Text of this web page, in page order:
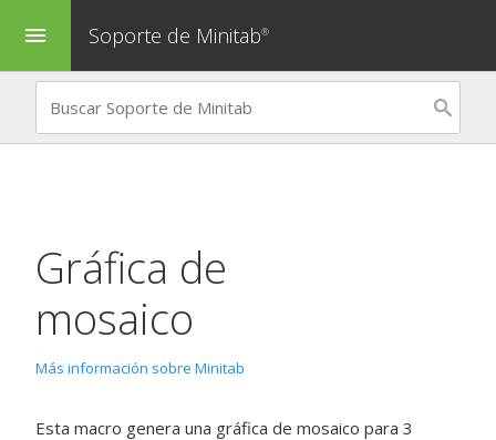
menu Soporte de Minitab®
Gráfica de
mosaico
Más información sobre Minitab
Esta macro genera una gráfica de mosaico para 3